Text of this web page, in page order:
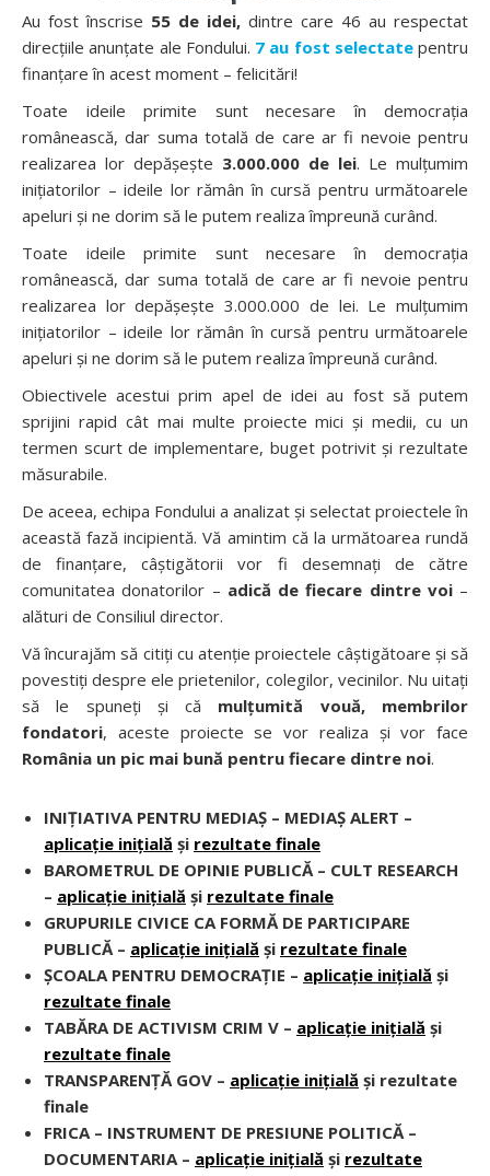
Au fost înscrise 55 de idei, dintre care 46 au respectat
direcțiile anunțate ale Fondului. 7 au fost selectatepentru
finanțare în acest moment – felicitări!
Toate ideile primite sunt necesare în democrația
românească, dar suma totală de care ar fi nevoie pentru
realizarea lor depășește 3.000.000 de lei. Le mulțumim
inițiatorilor – ideile lor rămân în cursă pentru următoarele
apeluri și ne dorim să le putem realiza împreună curând.
Toate ideile primite sunt necesare în democrația
românească, dar suma totală de care ar fi nevoie pentru
realizarea lor depășește 3.000.000 de lei. Le mulțumim
inițiatorilor – ideile lor rămân în cursă pentru următoarele
apeluri și ne dorim să le putem realiza împreună curând.
Obiectivele acestui prim apel de idei au fost să putem
sprijini rapid cât mai multe proiecte mici și medii, cu un
termen scurt de implementare, buget potrivit și rezultate
măsurabile.
De aceea, echipa Fondului a analizat și selectat proiectele în
această fază incipientă. Vă amintim că la următoarea rundă
de finanțare, câștigătorii vor fi desemnați de către
comunitatea donatorilor – adică de fiecare dintre voi–
alături de Consiliul director.
Vă încurajăm să citiți cu atenție proiectele câștigătoare și să
povestiți despre ele prietenilor, colegilor, vecinilor. Nu uitați
să le spuneți și că mulțumită vouă, membrilor
fondatori, aceste proiecte se vor realiza și vor face
România un pic mai bună pentru fiecare dintre noi.
INIȚIATIVA PENTRU MEDIAȘ – MEDIAȘ ALERT –
aplicație inițială și rezultate finale
BAROMETRUL DE OPINIE PUBLICĂ – CULT RESEARCH
– aplicație inițială și rezultate finale
GRUPURILE CIVICE CA FORMĂ DE PARTICIPARE
PUBLICĂ – aplicație inițială și rezultate finale
ȘCOALA PENTRU DEMOCRAȚIE – aplicație inițială și
rezultate finale
TABĂRA DE ACTIVISM CRIM V – aplicație inițială și
rezultate finale
TRANSPARENȚĂ GOV – aplicație inițială și rezultate
finale
FRICA – INSTRUMENT DE PRESIUNE POLITICĂ –
DOCUMENTARIA – aplicație inițială și rezultate